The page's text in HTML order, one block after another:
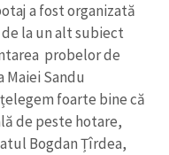
a fost organizată
la un alt subiect
probelor de
Sandu
foarte bine că
de peste hotare,
Bogdan Țîrdea,